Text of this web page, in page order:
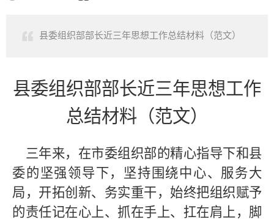
县委组织部部长近三年思想工作总结材料（范文）
县委组织部部长近三年思想工作
总结材料（范文）
三年来，在市委组织部的精心指导下和县
委的坚强领导下，坚持围绕中心、服务大
局，开拓创新、务实重干，始终把组织赋予
的责任记在心上、抓在手上、扛在肩上，脚